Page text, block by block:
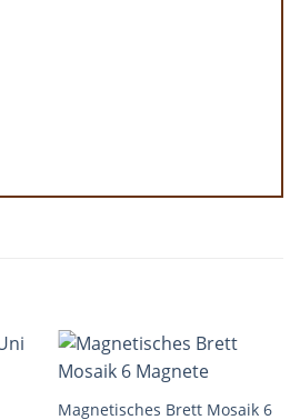
Magnetisches Brett Mosaik 6